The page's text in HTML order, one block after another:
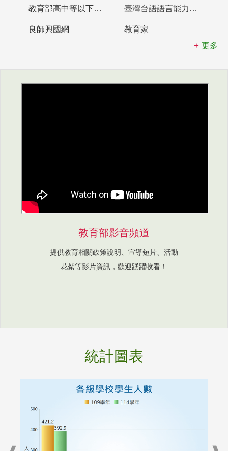
教育部高中等以下學校及幼兒園教師資格檢定考試 臺灣台語語言能力認證網站
良師興國網
教育家
更多
教育部影音頻道
提供教育相關政策說明、宣導短片、活動
花絮等影片資訊，歡迎踴躍收看！
統計圖表